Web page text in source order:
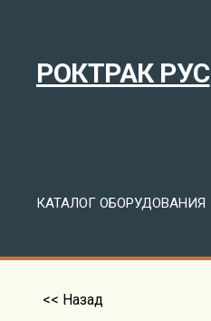
РОКТРАК РУС
КАТАЛОГ ОБОРУДОВАНИЯ
<< Назад